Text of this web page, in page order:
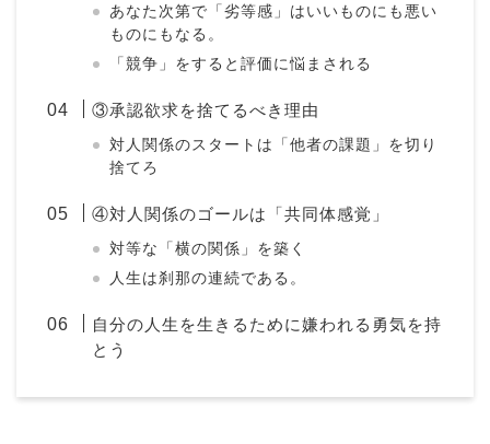
あなた次第で「劣等感」はいいものにも悪い
ものにもなる。
「競争」をすると評価に悩まされる
③承認欲求を捨てるべき理由
対人関係のスタートは「他者の課題」を切り
捨てろ
④対人関係のゴールは「共同体感覚」
対等な「横の関係」を築く
人生は刹那の連続である。
自分の人生を生きるために嫌われる勇気を持
とう